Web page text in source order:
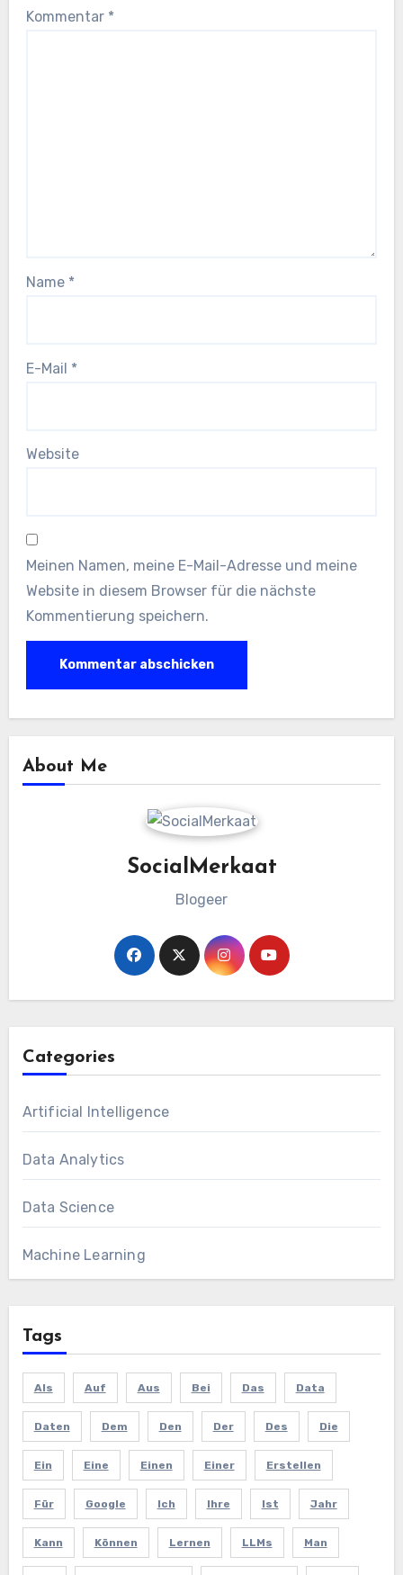
Kommentar *
Name *
E-Mail *
Website
Meinen Namen, meine E-Mail-Adresse und meine
Website in diesem Browser für die nächste
Kommentierung speichern.
About Me
SocialMerkaat
Blogeer
Categories
Artificial Intelligence
Data Analytics
Data Science
Machine Learning
Tags
Als Auf Aus Bei Das Data
Daten Dem Den Der Des Die
Ein Eine Einen Einer Erstellen
Für Google Ich Ihre Ist Jahr
Kann Können Lernen LLMs Man